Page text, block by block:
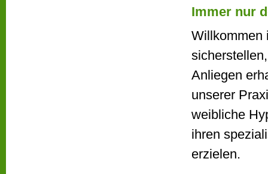
Immer nur
Willkommen
Anliegen
unserer
weibliche
ihren
erzielen.